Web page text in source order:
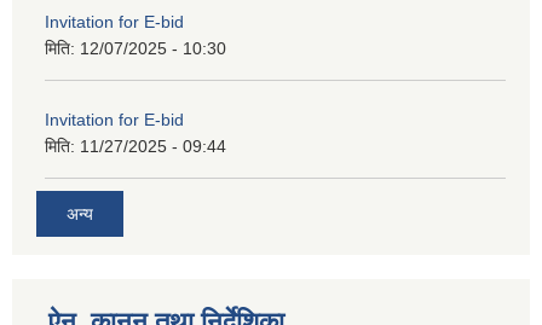
Invitation for E-bid
मिति: 12/07/2025 - 10:30
Invitation for E-bid
मिति: 11/27/2025 - 09:44
अन्य